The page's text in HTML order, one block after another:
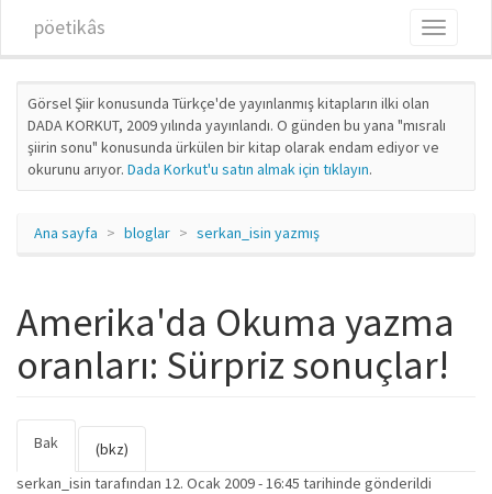
pöetikâs
Toggle
Görsel Şiir konusunda Türkçe'de yayınlanmış kitapların ilki olan
DADA KORKUT, 2009 yılında yayınlandı. O günden bu yana "mısralı
şiirin sonu" konusunda ürkülen bir kitap olarak endam ediyor ve
okurunu arıyor. Dada Korkut'u satın almak için tıklayın.
Ana sayfa bloglar serkan_isin yazmış
Amerika'da Okuma yazma
oranları: Sürpriz sonuçlar!
Birincil sekmeler
Bak
sekme)
(bkz)
serkan_isin tarafından 12. Ocak 2009 - 16:45 tarihinde gönderildi